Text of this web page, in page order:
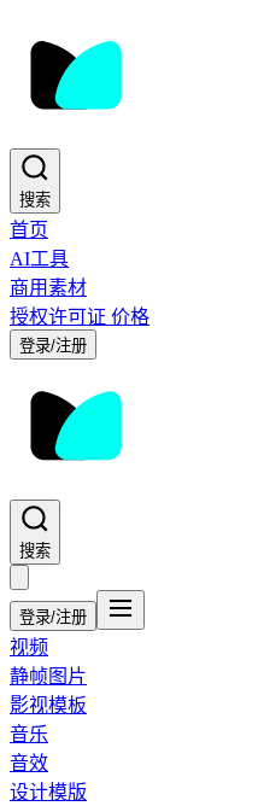
搜索
首页
AI工具
商用素材
授权许可证 价格
登录/注册
搜索
登录/注册
视频
静帧图片
影视模板
音乐
音效
设计模版